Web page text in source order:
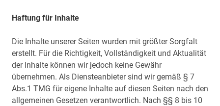
Haftung für Inhalte
Die Inhalte unserer Seiten wurden mit größter Sorgfalt
erstellt. Für die Richtigkeit, Vollständigkeit und Aktualität
der Inhalte können wir jedoch keine Gewähr
übernehmen. Als Diensteanbieter sind wir gemäß § 7
Abs.1 TMG für eigene Inhalte auf diesen Seiten nach den
allgemeinen Gesetzen verantwortlich. Nach §§ 8 bis 10